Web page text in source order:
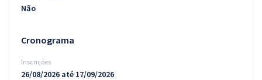
Não
Cronograma
Inscrições
26/08/2026 até 17/09/2026